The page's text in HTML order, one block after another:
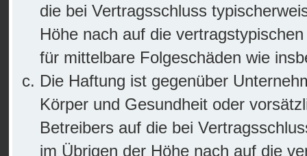
die bei Vertragsschluss
Höhe nach auf die
für mittelbare Folgeschäden wie
Die Haftung ist gegenüber
Körper und Gesundheit oder
Betreibers auf die bei
im Übrigen der Höhe nach auf die